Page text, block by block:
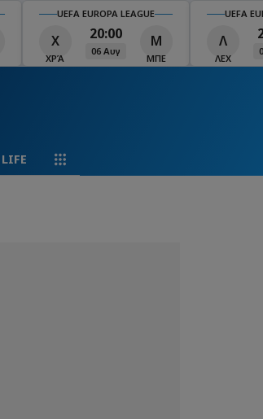
UEFA EUROPA LEAGUE
Χ
ΧΡΆ
20:00
06 Αυγ
Μ
ΜΠΕ
UEFA
Λ
ΛΕΧ
LIFE